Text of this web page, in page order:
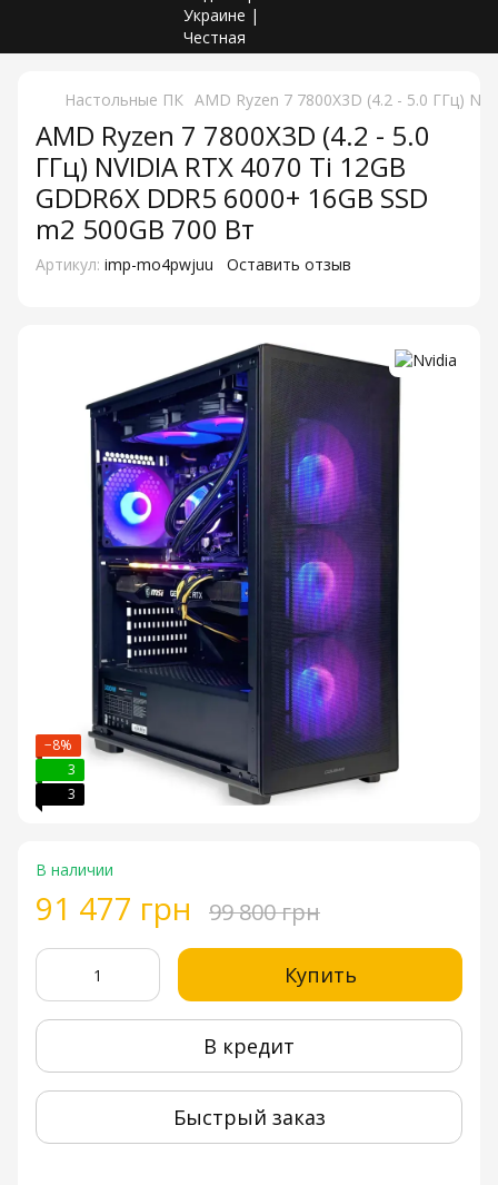
Настольные ПК AMD Ryzen 7 7800X3D (4.2 - 5.0 ГГц)
AMD Ryzen 7 7800X3D (4.2 - 5.0
ГГц) NVIDIA RTX 4070 Ti 12GB
GDDR6X DDR5 6000+ 16GB SSD
m2 500GB 700 Вт
Артикул: imp-mo4pwjuu Оставить отзыв
−8%
3
3
В наличии
91 477 грн 99 800 грн
Купить
В кредит
Быстрый заказ